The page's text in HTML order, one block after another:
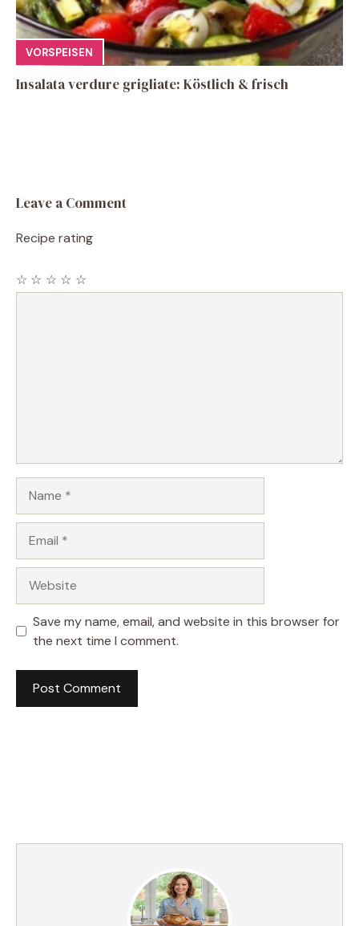
VORSPEISEN
Insalata verdure grigliate: Köstlich & frisch
Leave a Comment
Recipe rating
☆
☆
☆
☆
☆
Save my name, email, and website in this browser for
the next time I comment.